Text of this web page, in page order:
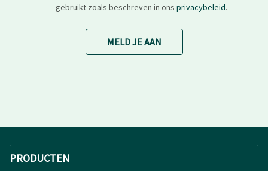
gebruikt zoals beschreven in ons privacybeleid.
MELD JE AAN
PRODUCTEN